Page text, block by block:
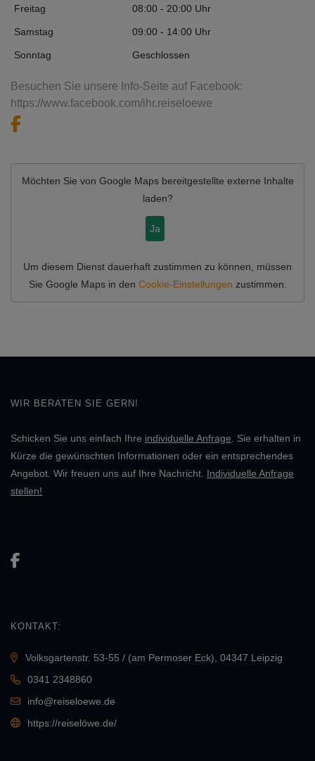
Freitag 08:00 - 20:00 Uhr
Samstag 09:00 - 14:00 Uhr
Sonntag Geschlossen
Besuchen Sie unsere Info-Seite auf Facebook:
https://www.facebook.com/ihr.reiseloewe
Möchten Sie von Google Mapsbereitgestellte externe Inhalte
laden?
Ja
Um diesem Dienst dauerhaft zustimmen zu können, müssen
Sie Google Mapsin den Cookie-Einstellungen zustimmen.
WIR BERATEN SIE GERN!
Schicken Sie uns einfach Ihre individuelle Anfrage . Sie erhalten in
Kürze die gewünschten Informationen oder ein entsprechendes
Angebot. Wir freuen uns auf Ihre Nachricht. Individuelle Anfrage
stellen!
KONTAKT:
Volksgartenstr. 53-55 / (am Permoser Eck), 04347 Leipzig
0341 2348860
info@reiseloewe.de
https://reiselöwe.de/